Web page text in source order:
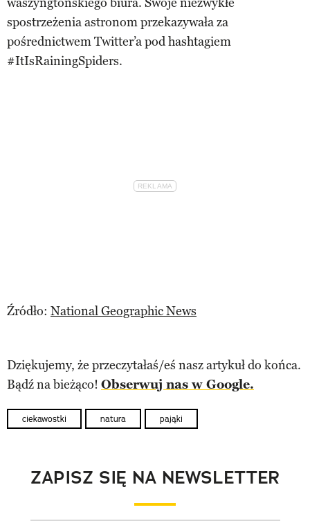
spostrzeżenia astronom przekazywała za
pośrednictwem Twitter’a pod hashtagiem
#ItIsRainingSpiders.
Źródło: National Geographic News
Dziękujemy, że przeczytałaś/eś nasz artykuł do końca.
Bądź na bieżąco! Obserwuj nas w Google.
ciekawostki natura pająki
ZAPISZ SIĘ NA NEWSLETTER